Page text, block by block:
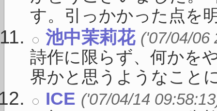
す。引っかかった点を
池中茉莉花 ('07/04/06
詩作に限らず、何かを
界かと思うようなこと
ICE ('07/04/14